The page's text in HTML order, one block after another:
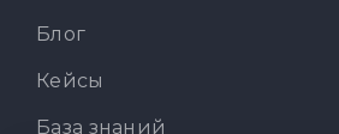
Блог
Кейсы
База знаний